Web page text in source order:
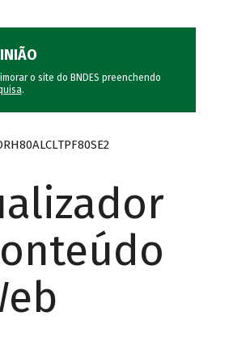
o site do BNDES preenchendo
.